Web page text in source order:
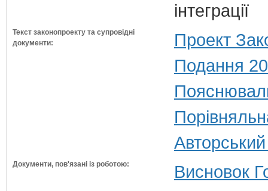
інтеграції
Текст законопроекту та супровідні
документи:
Проект
Подання
Документи, пов'язані із роботою: Висновок